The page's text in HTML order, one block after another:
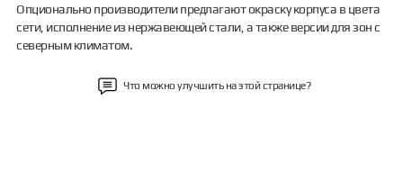
Опционально производители предлагают окраску корпуса в цвета
сети, исполнение из нержавеющей стали, а также версии для зон с
северным климатом.
Что можно улучшить на этой странице?